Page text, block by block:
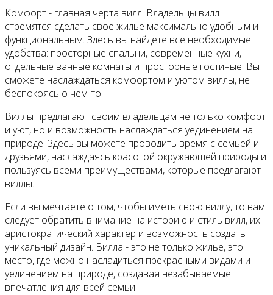
Комфорт - главная черта вилл. Владельцы вилл
стремятся сделать свое жилье максимально удобным и
функциональным. Здесь вы найдете все необходимые
удобства: просторные спальни, современные кухни,
отдельные ванные комнаты и просторные гостиные. Вы
сможете наслаждаться комфортом и уютом виллы, не
беспокоясь о чем-то.
Виллы предлагают своим владельцам не только комфорт
и уют, но и возможность наслаждаться уединением на
природе. Здесь вы можете проводить время с семьей и
друзьями, наслаждаясь красотой окружающей природы и
пользуясь всеми преимуществами, которые предлагают
виллы.
Если вы мечтаете о том, чтобы иметь свою виллу, то вам
следует обратить внимание на историю и стиль вилл, их
аристократический характер и возможность создать
уникальный дизайн. Вилла - это не только жилье, это
место, где можно насладиться прекрасными видами и
уединением на природе, создавая незабываемые
впечатления для всей семьи.